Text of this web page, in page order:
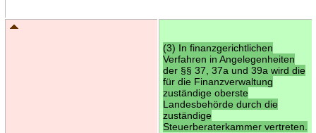
(3) In finanzgerichtlichen
Verfahren in Angelegenheiten
der §§ 37, 37a und 39a wird die
für die Finanzverwaltung
zuständige oberste
Landesbehörde durch die
zuständige
Steuerberaterkammer vertreten.